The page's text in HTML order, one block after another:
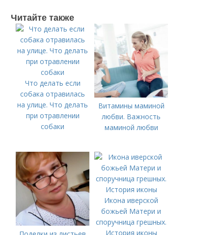
Читайте также
Что делать если
собака отравилась
на улице. Что делать
при отравлении
собаки
Витамины маминой
любви. Важность
маминой любви
Икона иверской
божьей Матери и
споручница грешных.
История иконы